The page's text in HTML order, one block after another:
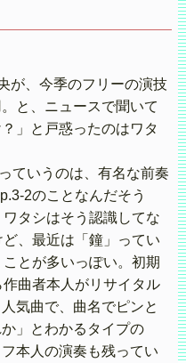
が、今季のフリーの演技
と、ニュースで聞いて
」と戸惑ったのはワタ
ていうのは、有名な前奏
2のことなんだそう
タシはそう認識してな
、最近は「鐘」ってい
ことが多いっぽい。初期
曲者本人がリサイタル
気曲で、曲名でピンと
」とわかるタイプの
本人の演奏も残ってい